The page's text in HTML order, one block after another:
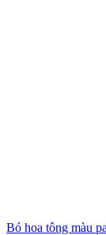
Bó hoa tông màu